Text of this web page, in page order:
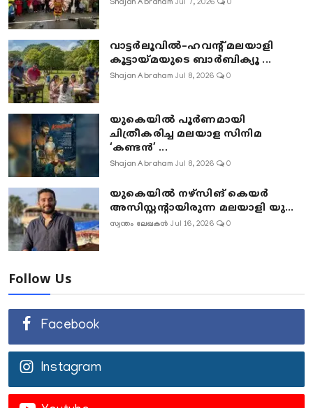
Shajan Abraham Jul 7, 2026 0
വാട്ടർലൂവിൽ–ഹവന്റ് മലയാളി
കൂട്ടായ്മയുടെ ബാർബിക്യൂ ...
Shajan Abraham Jul 8, 2026 0
യുകെയിൽ പൂർണമായി
ചിത്രീകരിച്ച മലയാള സിനിമ
‘കണ്ടൻ’ ...
Shajan Abraham Jul 8, 2026 0
യുകെയിൽ നഴ്സിങ് കെയർ
അസിസ്റ്റന്റായിരുന്ന മലയാളി യു...
സ്വന്തം ലേഖകൻ Jul 16, 2026 0
Follow Us
Facebook
Instagram